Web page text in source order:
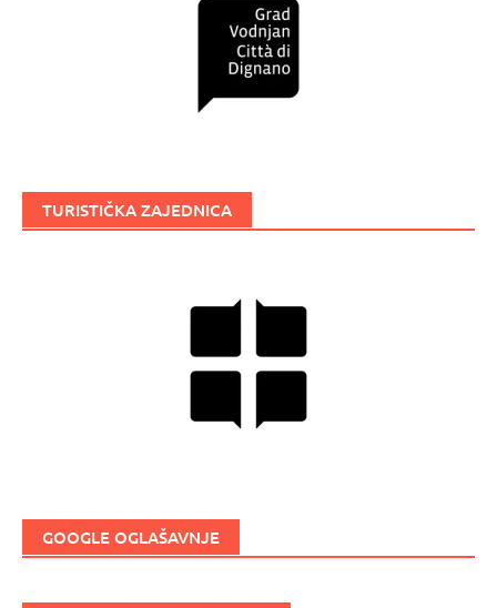
TURISTIČKA ZAJEDNICA
GOOGLE OGLAŠAVNJE